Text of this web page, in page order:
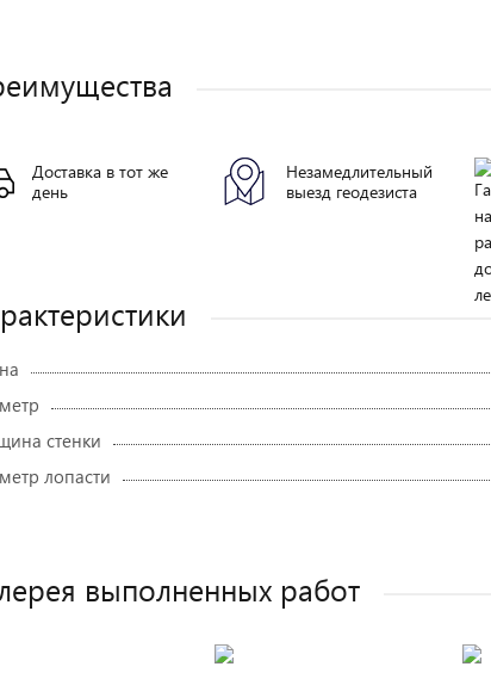
Доставка в тот же
день
Незамедлительный
выезд геодезиста
стенки
лопасти
выполненных работ